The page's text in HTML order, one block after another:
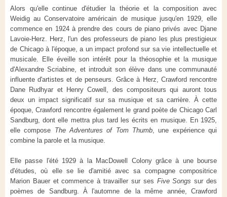
Alors qu'elle continue d'étudier la théorie et la composition avec
Weidig au Conservatoire américain de musique jusqu'en 1929, elle
commence en 1924 à prendre des cours de piano privés avec Djane
Lavoie-Herz. Herz, l'un des professeurs de piano les plus prestigieux
de Chicago à l'époque, a un impact profond sur sa vie intellectuelle et
musicale. Elle éveille son intérêt pour la théosophie et la musique
d'Alexandre Scriabine, et introduit son élève dans une communauté
influente d'artistes et de penseurs. Grâce à Herz, Crawford rencontre
Dane Rudhyar et Henry Cowell, des compositeurs qui auront tous
deux un impact significatif sur sa musique et sa carrière. À cette
époque, Crawford rencontre également le grand poète de Chicago Carl
Sandburg, dont elle mettra plus tard les écrits en musique. En 1925,
elle compose The Adventures of Tom Thumb, une expérience qui
combine la parole et la musique.
Elle passe l'été 1929 à la MacDowell Colony grâce à une bourse
d'études, où elle se lie d'amitié avec sa compagne compositrice
Marion Bauer et commence à travailler sur ses Five Songs sur des
poèmes de Sandburg. À l'automne de la même année, Crawford